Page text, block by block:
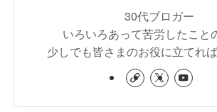
30代ブロガー
いろいろあって苦労したこと
少しでも皆さまのお役に立てれ